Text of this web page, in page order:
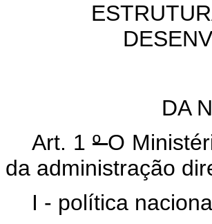
DA
Art. 1ºO
da administração
I - política